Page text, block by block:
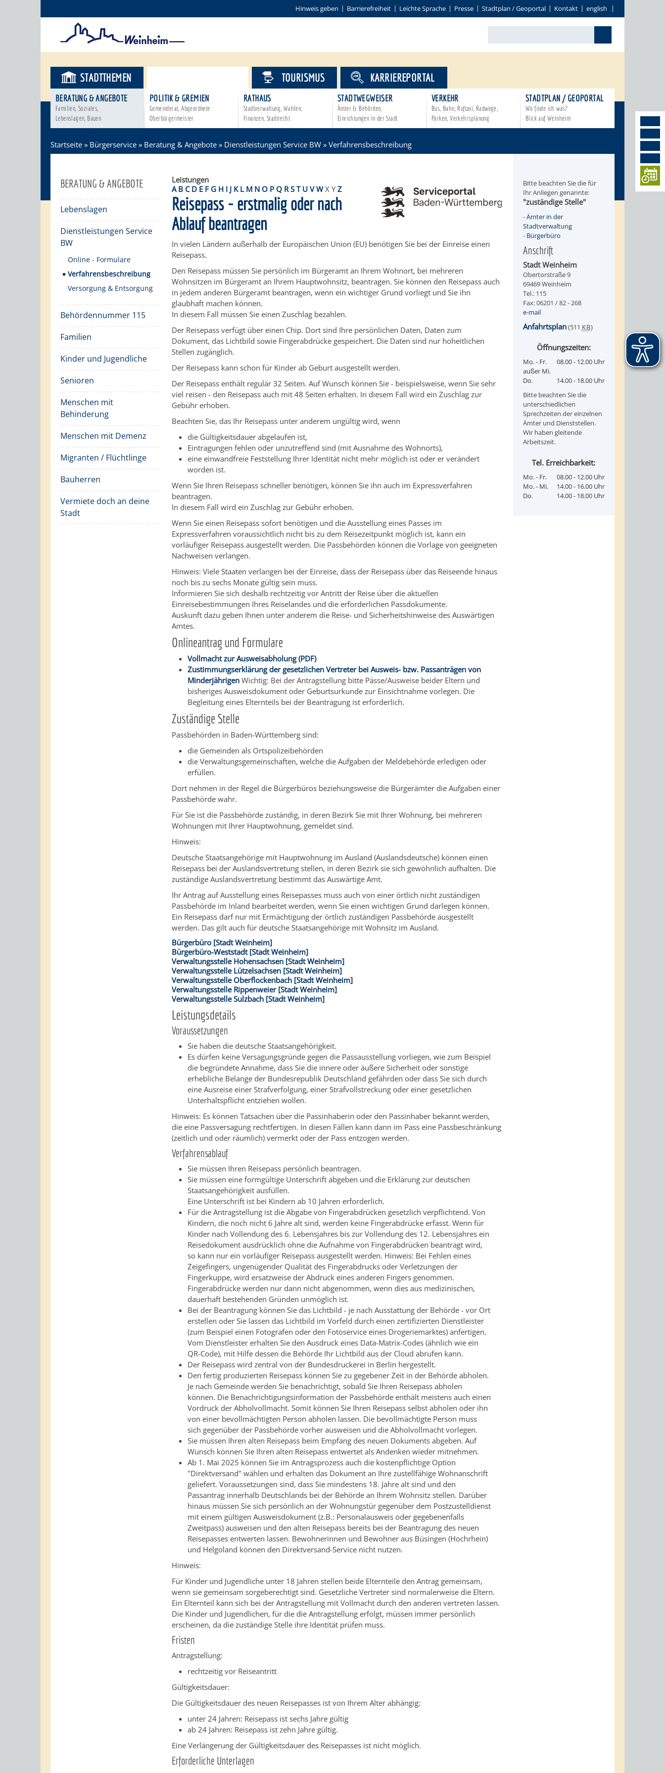
Hinweis geben Barrierefreiheit Leichte Sprache Presse Stadtplan / Geoportal Kontakt english
STADTTHEMEN
BERATUNG & ANGEBOTE
Familien, Soziales,
Lebenslagen, Bauen
POLITIK & GREMIEN
Gemeinderat, Abgeordnete
Oberbürgermeister
RATHAUS
Stadtverwaltung, Wahlen,
Finanzen, Stadtrecht
STADTWEGWEISER
Ämter & Behörden,
Einrichtungen in der Stadt
VERKEHR
Bus, Bahn, Ruftaxi, Radwege,
Parken, Verkehrsplanung
STADTPLAN / GEOPORTAL
Wo finde ich was?
Blick auf Weinheim
TOURISMUS KARRIEREPORTAL
Startseite » Bürgerservice » Beratung & Angebote » Dienstleistungen Service BW » Verfahrensbeschreibung
BERATUNG & ANGEBOTE
Lebenslagen
Dienstleistungen Service
BW
Online - Formulare
Verfahrensbeschreibung
Versorgung & Entsorgung
Behördennummer 115
Familien
Kinder und Jugendliche
Senioren
Menschen mit
Behinderung
Menschen mit Demenz
Migranten / Flüchtlinge
Bauherren
Vermiete doch an deine
Stadt
Leistungen
A B C D E F G H I J K L M N O P Q R S T U V W X Y Z
Reisepass - erstmalig oder nach
Ablauf beantragen
In vielen Ländern außerhalb der Europäischen Union (EU) benötigen Sie bei der Einreise einen
Reisepass.
Den Reisepass müssen Sie persönlich im Bürgeramt an Ihrem Wohnort, bei mehreren
Wohnsitzen im Bürgeramt an Ihrem Hauptwohnsitz, beantragen. Sie können den Reisepass auch
in jedem anderen Bürgeramt beantragen, wenn ein wichtiger Grund vorliegt und Sie ihn
glaubhaft machen können.
In diesem Fall müssen Sie einen Zuschlag bezahlen.
Der Reisepass verfügt über einen Chip. Dort sind Ihre persönlichen Daten, Daten zum
Dokument, das Lichtbild sowie Fingerabdrücke gespeichert. Die Daten sind nur hoheitlichen
Stellen zugänglich.
Der Reisepass kann schon für Kinder ab Geburt ausgestellt werden.
Der Reisepass enthält regulär 32 Seiten. Auf Wunsch können Sie - beispielsweise, wenn Sie sehr
viel reisen - den Reisepass auch mit 48 Seiten erhalten. In diesem Fall wird ein Zuschlag zur
Gebühr erhoben.
Beachten Sie, das Ihr Reisepass unter anderem ungültig wird, wenn
die Gültigkeitsdauer abgelaufen ist,
Eintragungen fehlen oder unzutreffend sind (mit Ausnahme des Wohnorts),
eine einwandfreie Feststellung Ihrer Identität nicht mehr möglich ist oder er verändert
worden ist.
Wenn Sie Ihren Reisepass schneller benötigen, können Sie ihn auch im Expressverfahren
beantragen.
In diesem Fall wird ein Zuschlag zur Gebühr erhoben.
Wenn Sie einen Reisepass sofort benötigen und die Ausstellung eines Passes im
Expressverfahren voraussichtlich nicht bis zu dem Reisezeitpunkt möglich ist, kann ein
vorläufiger Reisepass ausgestellt werden. Die Passbehörden können die Vorlage von geeigneten
Nachweisen verlangen.
Hinweis: Viele Staaten verlangen bei der Einreise, dass der Reisepass über das Reiseende hinaus
noch bis zu sechs Monate gültig sein muss.
Informieren Sie sich deshalb rechtzeitig vor Antritt der Reise über die aktuellen
Einreisebestimmungen Ihres Reiselandes und die erforderlichen Passdokumente.
Auskunft dazu geben Ihnen unter anderem die Reise- und Sicherheitshinweise des Auswärtigen
Amtes.
Onlineantrag und Formulare
Vollmacht zur Ausweisabholung (PDF)
Zustimmungserklärung der gesetzlichen Vertreter bei Ausweis- bzw. Passanträgen von
Minderjährigen Wichtig: Bei der Antragstellung bitte Pässe/Ausweise beider Eltern und
bisheriges Ausweisdokument oder Geburtsurkunde zur Einsichtnahme vorlegen. Die
Begleitung eines Elternteils bei der Beantragung ist erforderlich.
Zuständige Stelle
Passbehörden in Baden-Württemberg sind:
die Gemeinden als Ortspolizeibehörden
die Verwaltungsgemeinschaften, welche die Aufgaben der Meldebehörde erledigen oder
erfüllen.
Dort nehmen in der Regel die Bürgerbüros beziehungsweise die Bürgerämter die Aufgaben einer
Passbehörde wahr.
Für Sie ist die Passbehörde zuständig, in deren Bezirk Sie mit Ihrer Wohnung, bei mehreren
Wohnungen mit Ihrer Hauptwohnung, gemeldet sind.
Hinweis:
Deutsche Staatsangehörige mit Hauptwohnung im Ausland (Auslandsdeutsche) könneneinen
Reisepass bei der Auslandsvertretung stellen, in deren Bezirk sie sich gewöhnlich aufhalten. Die
zuständige Auslandsvertretung bestimmt das Auswärtige Amt.
Ihr Antrag auf Ausstellung eines Reisepasses muss auch von einer örtlich nicht zuständigen
Passbehörde im Inland bearbeitet werden, wenn Sie einen wichtigen Grund darlegen können.
Ein Reisepass darf nur mit Ermächtigung der örtlich zuständigen Passbehörde ausgestellt
werden. Das gilt auch für deutsche Staatsangehörige mit Wohnsitz im Ausland.
Bürgerbüro [Stadt Weinheim]
Bürgerbüro-Weststadt [Stadt Weinheim]
Verwaltungsstelle Hohensachsen [Stadt Weinheim]
Verwaltungsstelle Lützelsachsen [Stadt Weinheim]
Verwaltungsstelle Oberflockenbach [Stadt Weinheim]
Verwaltungsstelle Rippenweier [Stadt Weinheim]
Verwaltungsstelle Sulzbach [Stadt Weinheim]
Leistungsdetails
Voraussetzungen
Sie haben die deutsche Staatsangehörigkeit.
Es dürfen keine Versagungsgründe gegen die Passausstellung vorliegen, wie zum Beispiel
die begründete Annahme, dassSie die innere oder äußere Sicherheit oder sonstige
erhebliche Belange der Bundesrepublik Deutschland gefährden oder dass Sie sich durch
eine Ausreise einer Strafverfolgung, einer Strafvollstreckung oder einer gesetzlichen
Unterhaltspflicht entziehen wollen.
Hinweis: Es können Tatsachen über die Passinhaberin oder den Passinhaber bekannt werden,
die eine Passversagung rechtfertigen. In diesen Fällen kann dann im Pass eine Passbeschränkung
(zeitlich und oder räumlich) vermerkt oder der Pass entzogen werden.
Verfahrensablauf
Sie müssen Ihren Reisepass persönlich beantragen.
Sie müssen eine formgültige Unterschrift abgeben und die Erklärung zur deutschen
Staatsangehörigkeit ausfüllen.
Eine Unterschrift ist bei Kindern ab 10 Jahren erforderlich.
Für die Antragstellung ist die Abgabe von Fingerabdrücken gesetzlich verpflichtend. Von
Kindern, die noch nicht 6 Jahre alt sind, werden keine Fingerabdrücke erfasst. Wenn für
Kinder nach Vollendung des 6. Lebensjahres bis zur Vollendung des 12. Lebensjahres ein
Reisedokument ausdrücklich ohne die Aufnahme von Fingerabdrücken beantragt wird,
so kann nur ein vorläufiger Reisepass ausgestellt werden. Hinweis: Bei Fehlen eines
Zeigefingers, ungenügender Qualität des Fingerabdrucks oder Verletzungen der
Fingerkuppe, wird ersatzweise der Abdruck eines anderen Fingers genommen.
Fingerabdrücke werden nur dann nicht abgenommen, wenn dies aus medizinischen,
dauerhaft bestehenden Gründen unmöglich ist.
Bei der Beantragung können Sie das Lichtbild - je nach Ausstattung der Behörde - vor Ort
erstellen oder Sie lassen das Lichtbild im Vorfeld durch einen zertifizierten Dienstleister
(zum Beispiel einen Fotografen oder den Fotoservice eines Drogeriemarktes) anfertigen.
Vom Dienstleister erhalten Sie den Ausdruck eines Data-Matrix-Codes (ähnlich wie ein
QR-Code), mit Hilfe dessen die Behörde Ihr Lichtbild aus der Cloud abrufen kann.
Der Reisepass wirdzentral von der Bundesdruckerei in Berlin hergestellt.
Den fertig produzierten Reisepass können Sie zu gegebener Zeit in der Behörde abholen.
Je nach Gemeinde werden Sie benachrichtigt, sobald Sie Ihren Reisepass abholen
können. Die Benachrichtigungsinformation der Passbehörde enthält meistens auch einen
Vordruck der Abholvollmacht. Somit können Sie Ihren Reisepass selbst abholen oder ihn
von einer bevollmächtigten Person abholen lassen. Die bevollmächtigte Person muss
sich gegenüber der Passbehörde vorher ausweisen und die Abholvollmacht vorlegen.
Sie müssen Ihren alten Reisepass beim Empfang des neuen Dokuments abgeben. Auf
Wunsch können Sie Ihren alten Reisepass entwertet als Andenken wieder mitnehmen.
Ab 1. Mai 2025 können Sie im Antragsprozess auch die kostenpflichtige Option
"Direktversand" wählen und erhalten das Dokument an Ihre zustellfähige Wohnanschrift
geliefert. Voraussetzungen sind, dass Sie mindestens 18. Jahre alt sind und den
Passantrag innerhalb Deutschlands bei der Behörde an Ihrem Wohnsitz stellen. Darüber
hinaus müssen Sie sich persönlich an der Wohnungstür gegenüber dem Postzustelldienst
mit einem gültigen Ausweisdokument (z.B.: Personalausweis oder gegebenenfalls
Zweitpass) ausweisen und den alten Reisepass bereits bei der Beantragung des neuen
Reisepasses entwerten lassen. Bewohnerinnen und Bewohner aus Büsingen (Hochrhein)
und Helgoland können den Direktversand-Service nicht nutzen.
Hinweis:
Für Kinder und Jugendliche unter 18 Jahren stellen beide Elternteile den Antrag gemeinsam,
wenn sie gemeinsam sorgeberechtigt sind. Gesetzliche Vertreter sind normalerweise die Eltern.
Ein Elternteil kann sich bei der Antragstellung mit Vollmacht durch den anderen vertreten lassen.
Die Kinder und Jugendlichen, für die die Antragstellung erfolgt, müssen immer persönlich
erscheinen, da die zuständige Stelle ihre Identität prüfen muss.
Fristen
Antragstellung:
rechtzeitig vor Reiseantritt
Gültigkeitsdauer:
Die Gültigkeitsdauer des neuen Reisepasses ist von Ihrem Alter abhängig:
unter 24 Jahren: Reisepass ist sechs Jahre gültig
ab 24 Jahren: Reisepass ist zehn Jahre gültig.
Eine Verlängerung der Gültigkeitsdauer des Reisepasses ist nicht möglich.
Erforderliche Unterlagen
Bitte beachten Sie die für
Ihr Anliegen genannte:
"zuständige Stelle"
-Ämter in der
Stadtverwaltung
- Bürgerbüro
Anschrift
Stadt Weinheim
Obertorstraße 9
69469 Weinheim
Tel.: 115
Fax: 06201 / 82 - 268
e-mail
Anfahrtsplan(511 KB)
Öffnungszeiten:
Mo. - Fr.
außer Mi.
08.00 - 12.00 Uhr
Do.
14.00 - 18.00 Uhr
Bitte beachten Sie die
unterschiedlichen
Sprechzeiten der einzelnen
Ämter und Dienststellen.
Wir haben gleitende
Arbeitszeit.
Tel. Erreichbarkeit:
Mo. - Fr.
08.00 - 12.00 Uhr
Mo. - Mi.
14.00 - 16.00 Uhr
Do.
14.00 - 18.00 Uhr